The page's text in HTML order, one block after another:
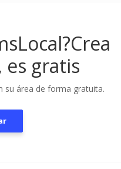
Crea
es gratis
su área de forma gratuita.